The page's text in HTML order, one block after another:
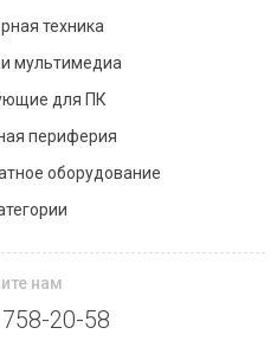
техника
мультимедиа
для ПК
периферия
оборудование
нам
20-58